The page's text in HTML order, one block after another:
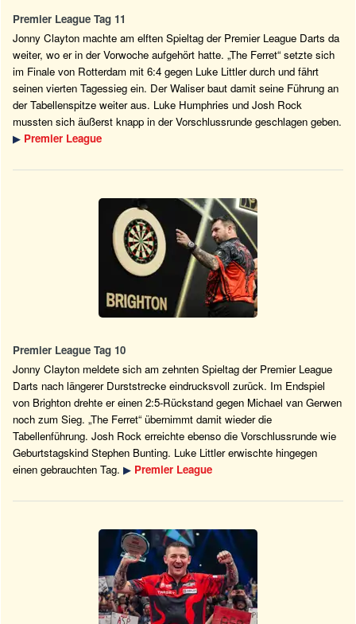
Premier League Tag 11
Jonny Clayton machte am elften Spieltag der Premier League Darts da
weiter, wo er in der Vorwoche aufgehört hatte. „The Ferret“ setzte sich
im Finale von Rotterdam mit 6:4 gegen Luke Littler durch und fährt
seinen vierten Tagessieg ein. Der Waliser baut damit seine Führung an
der Tabellenspitze weiter aus. Luke Humphries und Josh Rock
mussten sich äußerst knapp in der Vorschlussrunde geschlagen geben.
▶ Premier League
Premier League Tag 10
Jonny Clayton meldete sich am zehnten Spieltag der Premier League
Darts nach längerer Durststrecke eindrucksvoll zurück. Im Endspiel
von Brighton drehte er einen 2:5-Rückstand gegen Michael van Gerwen
noch zum Sieg. „The Ferret“ übernimmt damit wieder die
Tabellenführung. Josh Rock erreichte ebenso die Vorschlussrunde wie
Geburtstagskind Stephen Bunting. Luke Littler erwischte hingegen
einen gebrauchten Tag. ▶ Premier League